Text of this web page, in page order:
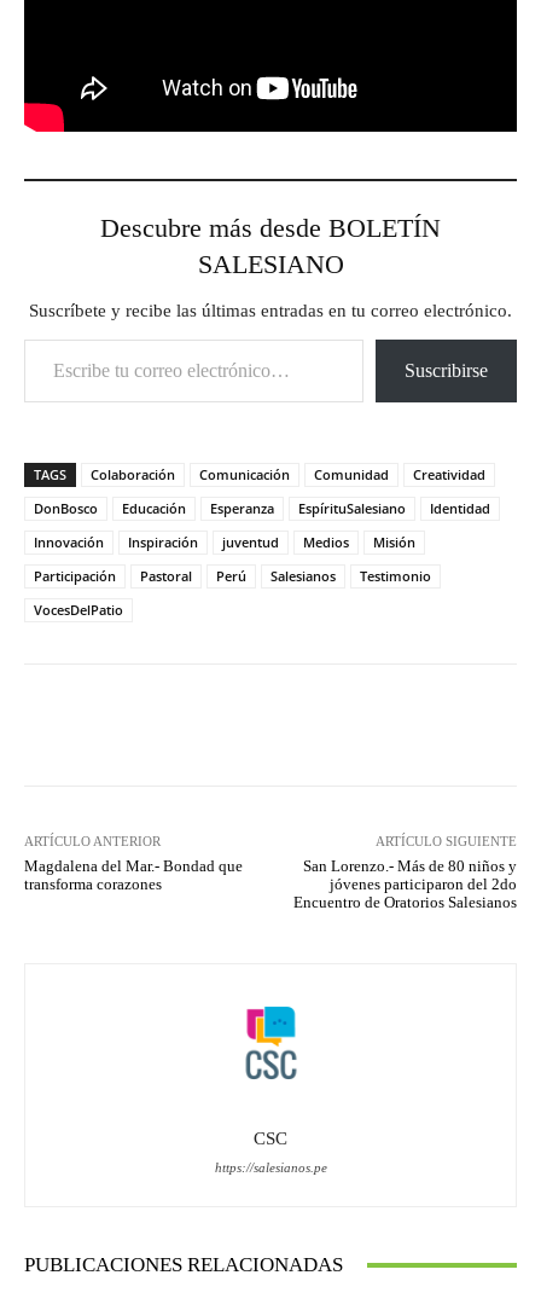
Descubre más desde BOLETÍN
SALESIANO
Suscríbete y recibe las últimas entradas en tu correo electrónico.
Escribe tu correo electrónico…
Suscribirse
TAGS Colaboración Comunicación Comunidad
Creatividad
DonBosco
Educación Esperanza EspírituSalesiano
Identidad
Innovación
Inspiración juventud Medios
Misión
Participación
Pastoral Perú Salesianos
Testimonio
VocesDelPatio
ARTÍCULO ANTERIOR
Magdalena del Mar.- Bondad que
transforma corazones
ARTÍCULO SIGUIENTE
San Lorenzo.- Más de 80 niños y
jóvenes participaron del 2do
Encuentro de Oratorios Salesianos
CSC
https://salesianos.pe
PUBLICACIONES RELACIONADAS